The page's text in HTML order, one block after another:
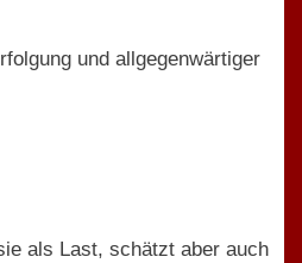
und allgegenwärtiger
als Last, schätzt aber auch